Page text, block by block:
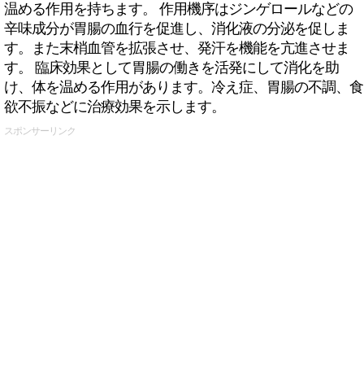
温める作用を持ちます。 作用機序はジンゲロールなどの
辛味成分が胃腸の血行を促進し、消化液の分泌を促しま
す。また末梢血管を拡張させ、発汗を機能を亢進させま
す。 臨床効果として胃腸の働きを活発にして消化を助
け、体を温める作用があります。冷え症、胃腸の不調、食
欲不振などに治療効果を示します。
スポンサーリンク